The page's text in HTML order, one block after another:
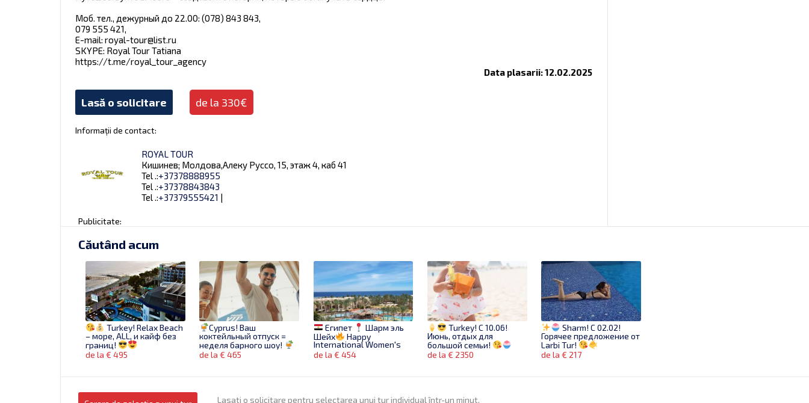
Моб. тел., дежурный до 22.00: (078) 843 843,
079 555 421,
E-mail: royal-tour@list.ru
SKYPE: Royal Tour Tatianа
https://t.me/royal_tour_agency
Data plasarii: 12.02.2025
Lasă o solicitare de la 330€
Informații de contact:
ROYAL TOUR
Кишинев; Молдова,Алеку Руссо, 15, этаж 4, каб 41
Tel .:+37378888955
Tel .:+37378843843
Tel .:+37379555421 |
Publicitate:
Căutând acum
Turkey! Relax Beach
– море, ALL, и кайф без
границ!
de la € 495
Cyprus! Ваш
коктейльный отпуск =
неделя барного шоу!
de la € 465
Египет
Шарм эль
Шейх
Happy
International Women's
Day!
07.03.25 | 6
de la € 454
Turkey! С 10.06!
Июнь, отдых для
большой семьи!
de la € 2350
Sharm! C 02.02!
Горячее предложение от
Larbi Tur!
de la € 217
Lasati o solicitare pentru selectarea unui tur individual într-un minut.